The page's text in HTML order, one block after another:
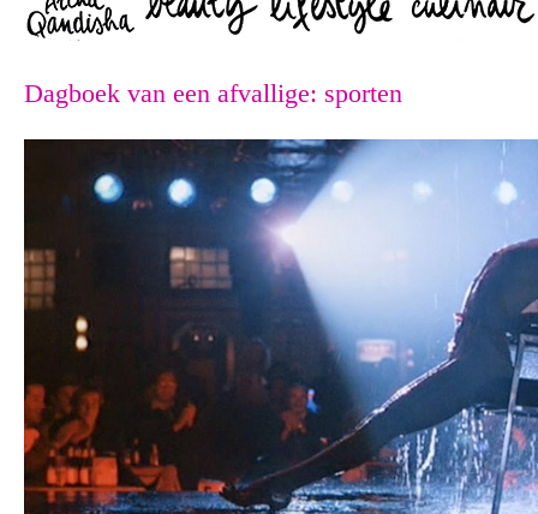
Dagboek van een afvallige: sporten